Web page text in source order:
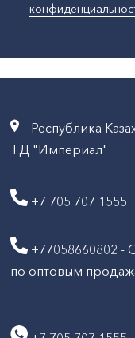
Республика
ТД "Империал"
+7 705 707 1555
+77058660802 -
по оптовым